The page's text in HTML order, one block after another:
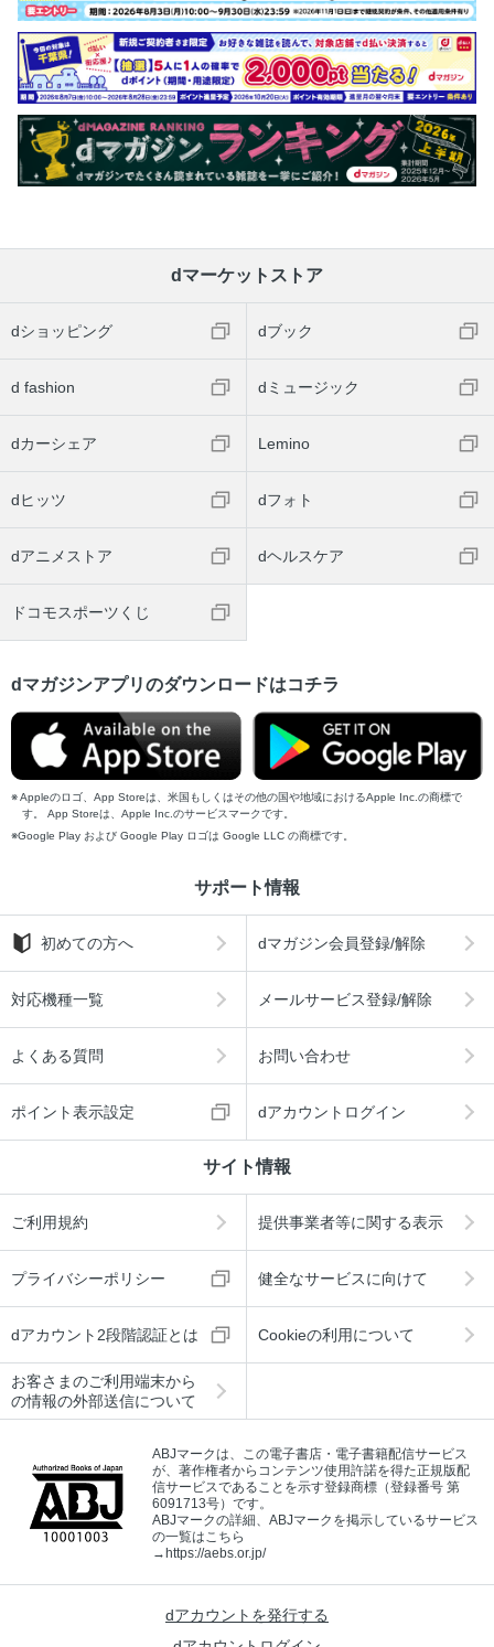
dマーケットストア
dショッピング dブック
d fashion dミュージック
dカーシェア Lemino
dヒッツ dフォト
dアニメストア dヘルスケア
ドコモスポーツくじ
dマガジンアプリのダウンロードはコチラ
Appleのロゴ、App Storeは、米国もしくはその他の国や地域におけるApple Inc.の商標で
す。 App Storeは、Apple Inc.のサービスマークです。
Google Play および Google Play ロゴは Google LLC の商標です。
サポート情報
初めての方へ dマガジン会員登録/解除
対応機種一覧 メールサービス登録/解除
よくある質問 お問い合わせ
ポイント表示設定 dアカウントログイン
サイト情報
ご利用規約 提供事業者等に関する表示
プライバシーポリシー 健全なサービスに向けて
dアカウント2段階認証とは Cookieの利用について
お客さまのご利用端末から
の情報の外部送信について
ABJマークは、この電子書店・電子書籍配信サービス
が、著作権者からコンテンツ使用許諾を得た正規版配
信サービスであることを示す登録商標（登録番号 第
6091713号）です。
ABJマークの詳細、ABJマークを掲示しているサービス
の一覧はこちら
→https://aebs.or.jp/
dアカウントを発行する